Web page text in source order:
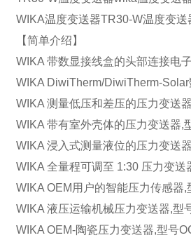
WIKA温度变送器TR30-W温度变
【简单介绍】
WIKA 带数显接线盒的头部连接电
WIKA DiwiTherm/DiwiTherm-
WIKA 测量低压和差压的压力变送
WIKA 带有室外壳体的压力变送器,
WIKA 浸入式测量液位的压力变送
WIKA 全量程可调至 1:30 压力变送
WIKA OEM用户的智能压力传感器,
WIKA 液压运输机械压力变送器,型
WIKA OEM-陶瓷压力变送器,型号